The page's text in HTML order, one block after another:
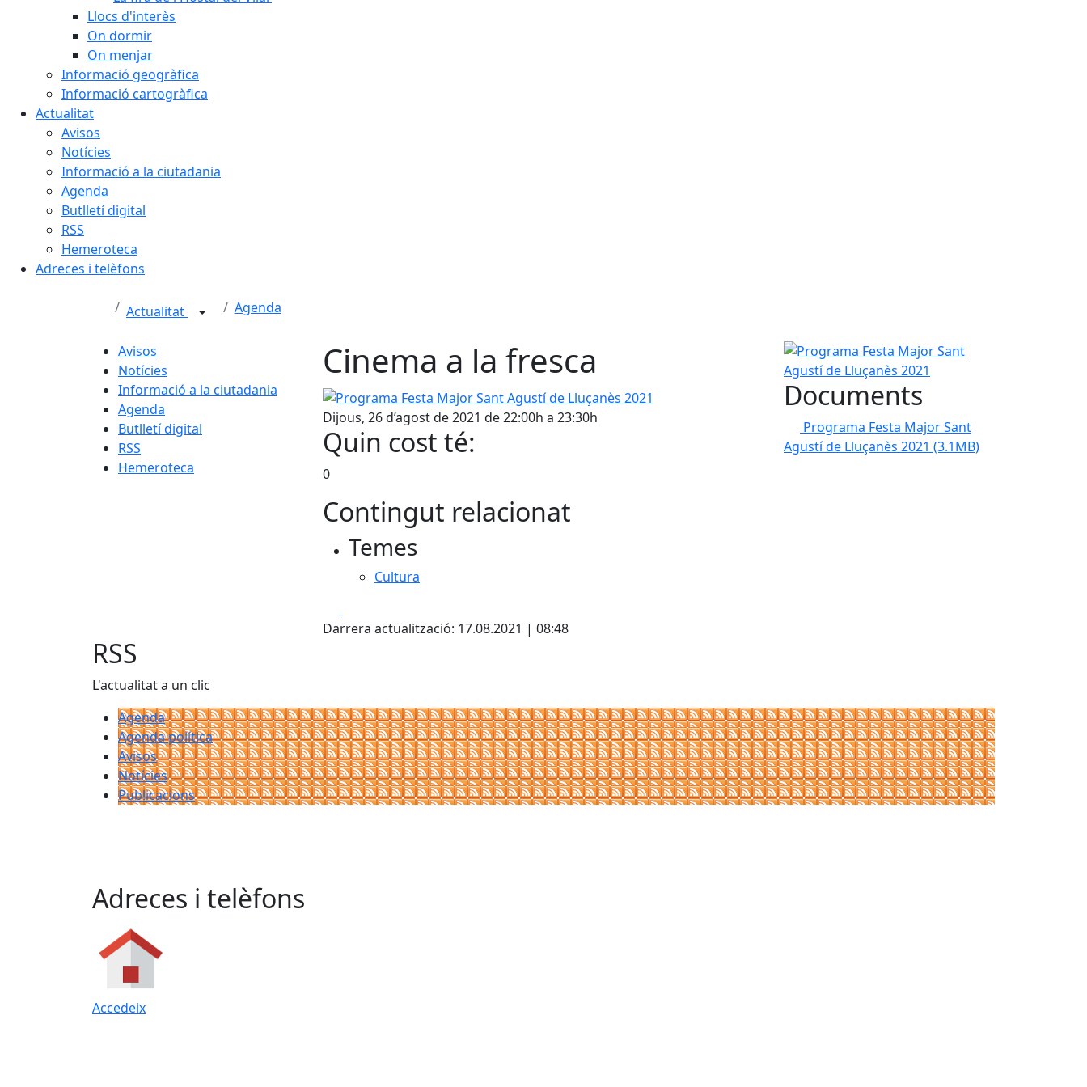
Llocs d'interès
On dormir
On menjar
Informació geogràfica
Informació cartogràfica
Actualitat
Avisos
Notícies
Informació a la ciutadania
Agenda
Butlletí digital
RSS
Hemeroteca
Adreces i telèfons
Actualitat Agenda
Avisos
Notícies
Informació a la ciutadania
Agenda
Butlletí digital
RSS
Hemeroteca
Cinema a la fresca
Programa Festa Major Sant Agustí de Lluçanès 2021
Dijous, 26 d’agost de 2021 de 22:00h a 23:30h
Quin cost té:
0
Contingut relacionat
Temes
Cultura
Darrera actualització: 17.08.2021 | 08:48
Programa Festa Major Sant Agustí de Lluçanès
Documents
Programa Festa Major Sant
Agustí de Lluçanès 2021 (3.1MB)
RSS
L'actualitat a un clic
Agenda
Agenda política
Avisos
Notícies
Publicacions
Adreces i telèfons
Accedeix